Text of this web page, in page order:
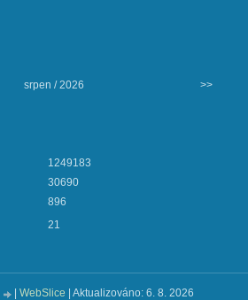
srpen / 2026 >>
21
1249183
30690
896
WebSlice Aktualizováno: 6. 8. 2026